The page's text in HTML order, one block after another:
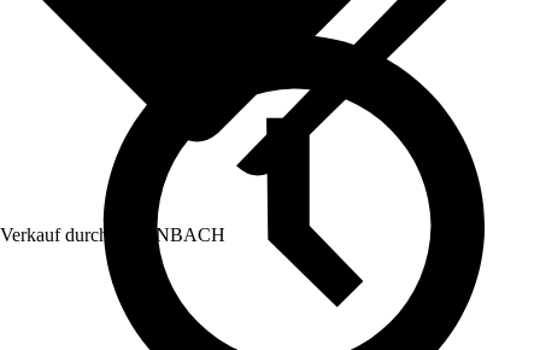
Verkauf durch: HORNBACH